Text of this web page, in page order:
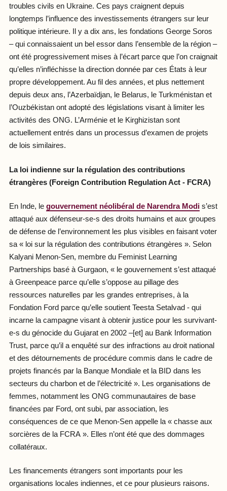
troubles civils en Ukraine. Ces pays craignent depuis
longtemps l’influence des investissements étrangers sur leur
politique intérieure. Il y a dix ans, les fondations George Soros
– qui connaissaient un bel essor dans l’ensemble de la région –
ont été progressivement mises à l’écart parce que l’on craignait
qu’elles n’infléchisse la direction donnée par ces États à leur
propre développement. Au fil des années, et plus nettement
depuis deux ans, l’Azerbaïdjan, le Belarus, le Turkménistan et
l’Ouzbékistan ont adopté des législations visant à limiter les
activités des ONG. L’Arménie et le Kirghizistan sont
actuellement entrés dans un processus d’examen de projets
de lois similaires.
La loi indienne sur la régulation des contributions
étrangères (Foreign Contribution Regulation Act - FCRA)
En Inde, le gouvernement néolibéral de Narendra Modis’est
attaqué aux défenseur-se-s des droits humains et aux groupes
de défense de l’environnement les plus visibles en faisant voter
sa « loi sur la régulation des contributions étrangères ». Selon
Kalyani Menon-Sen, membre du Feminist Learning
Partnerships basé à Gurgaon, « le gouvernement s’est attaqué
à Greenpeace parce qu’elle s’oppose au pillage des
ressources naturelles par les grandes entreprises, à la
Fondation Ford parce qu’elle soutient Teesta Setalvad ­­- qui
incarne la campagne visant à obtenir justice pour les survivant-
e-s du génocide du Gujarat en 2002 –[et] au Bank Information
Trust, parce qu’il a enquêté sur des infractions au droit national
et des détournements de procédure commis dans le cadre de
projets financés par la Banque Mondiale et la BID dans les
secteurs du charbon et de l’électricité ». Les organisations de
femmes, notamment les ONG communautaires de base
financées par Ford, ont subi, par association, les
conséquences de ce que Menon-Sen appelle la « chasse aux
sorcières de la FCRA ». Elles n’ont été que des dommages
collatéraux.
Les financements étrangers sont importants pour les
organisations locales indiennes, et ce pour plusieurs raisons.